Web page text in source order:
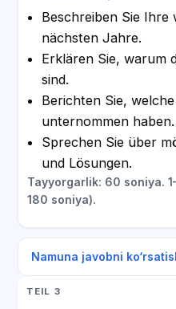
Beschreiben Sie Ihre
nächsten Jahre.
Erklären Sie, warum
sind.
Berichten Sie,
unternommen haben.
Sprechen Sie über
und Lösungen.
Tayyorgarlik: 60 soniya.
180 soniya).
Namuna javobni
TEIL 3